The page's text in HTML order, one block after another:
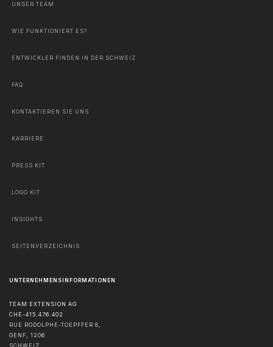
UNSER TEAM
WIE FUNKTIONIERT ES?
ENTWICKLER FINDEN IN DER SCHWEIZ
FAQ
KONTAKTIEREN SIE UNS
KARRIERE
PRESS KIT
LOGO KIT
INSIGHTS
SEITENVERZEICHNIS
UNTERNEHMENSINFORMATIONEN
TEAM EXTENSION AG
CHE-415.476.402
RUE RODOLPHE-TOEPFFER 8,
GENF, 1206